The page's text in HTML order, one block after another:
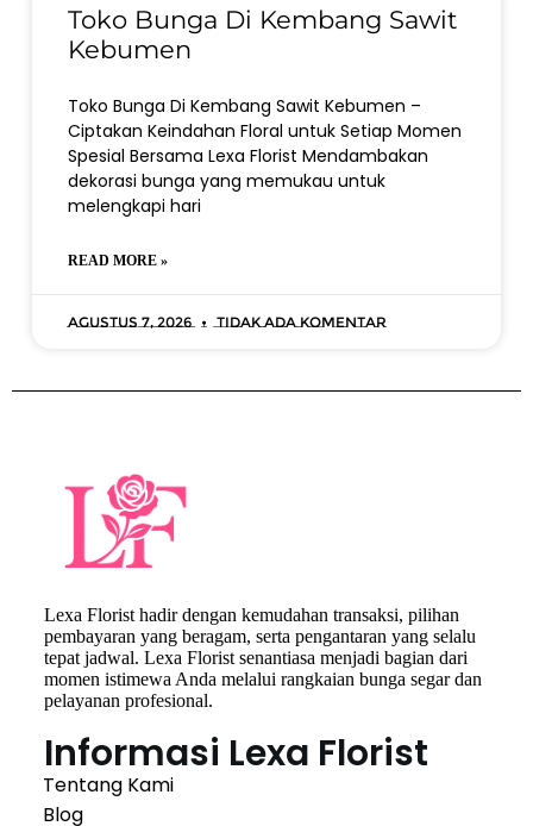
Toko Bunga Di Kembang Sawit
Kebumen
Toko Bunga Di Kembang Sawit Kebumen –
Ciptakan Keindahan Floral untuk Setiap Momen
Spesial Bersama Lexa Florist Mendambakan
dekorasi bunga yang memukau untuk
melengkapi hari
READ MORE »
Agustus 7, 2026 Tidak ada komentar
Lexa Florist hadir dengan kemudahan transaksi, pilihan
pembayaran yang beragam, serta pengantaran yang selalu
tepat jadwal. Lexa Florist senantiasa menjadi bagian dari
momen istimewa Anda melalui rangkaian bunga segar dan
pelayanan profesional.
Informasi Lexa Florist
Tentang Kami
Blog